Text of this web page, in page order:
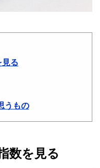
る
うもの
数を見る